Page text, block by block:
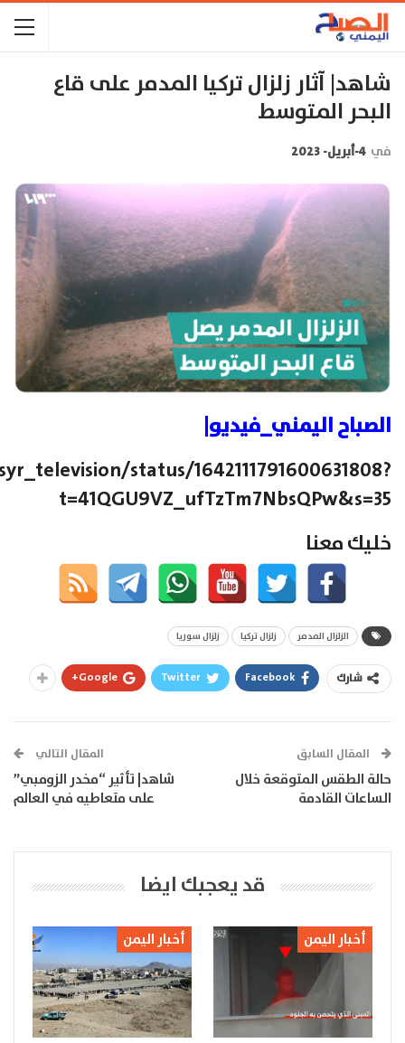
شاهد| آثار زلزال تركيا المدمر على قاع
البحر المتوسط
في 4-أبريل- 2023
الصباح اليمني_فيديو|
status/1642111791600631808?
t=41QGU9VZ_ufTzTm7NbsQPw&s=35
خليك معنا
الزلزال المدمر زلزال تركيا زلزال سوريا
شارك Facebook
Twitter
Google+
المقال السابق
حالة الطقس المتوقعة خلال
الساعات القادمة
المقال التالي
شاهد| تأثير “مخدر الزومبي”
على متعاطيه في العالم
قد يعجبك ايضا
أخبار اليمن أخبار اليمن